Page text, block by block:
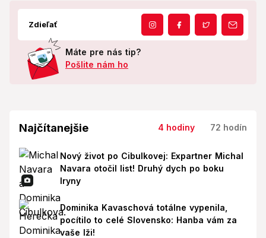
Zdieľať
Máte pre nás tip?
Pošlite nám ho
Najčítanejšie 4 hodiny 72 hodín
Nový život po Cibulkovej: Expartner Michal
Navara otočil list! Druhý dych po boku
Iryny
Dominika Kavaschová totálne vypenila,
pocítilo to celé Slovensko: Hanba vám za
vaše lži!